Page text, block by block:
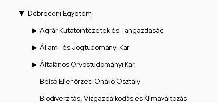
Debreceni Egyetem
Agrár Kutatóintézetek és Tangazdaság
Állam- és Jogtudományi Kar
Általános Orvostudományi Kar
Belső Ellenőrzési Önálló Osztály
Biodiverzitás, Vízgazdálkodás és Klímaváltozás